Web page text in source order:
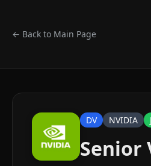
← Back to Main Page
DV NVIDIA
Senior